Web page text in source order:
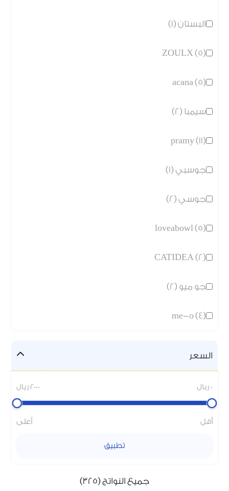
البستان (1)
ZOULX (5)
acana (5)
سيمبا (2)
pramy (11)
جوسبي (1)
جوسي (2)
loveabowl (5)
CATIDEA (2)
جو ميو (2)
me-o (4)
السعر
0 ريال 2000 ريال
أقل أعلى
تطبيق
جميع النواتج (325)